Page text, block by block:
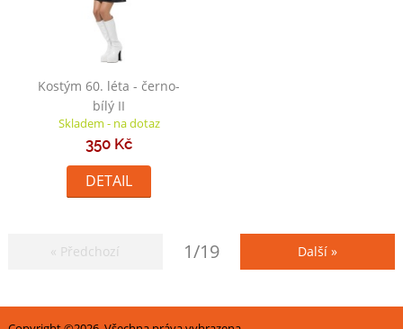
Kostým 60. léta - černo-
bílý II
Skladem - na dotaz
350 Kč
DETAIL
« Předchozí 1/19 Další »